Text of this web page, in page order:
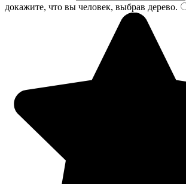
докажите, что вы человек, выбрав дерево.